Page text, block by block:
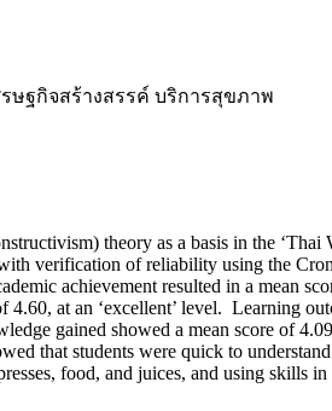
ศรษฐกิจสร้างสรรค์ บริการสุขภาพ
theory as a basis in the ‘Thai
verification of reliability using the
achievement resulted in a mean
at an ‘excellent’ level. Learning
gained showed a mean score of
that students were quick to
food, and juices, and using skills in